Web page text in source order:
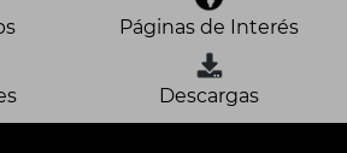
Páginas de Interés
Descargas